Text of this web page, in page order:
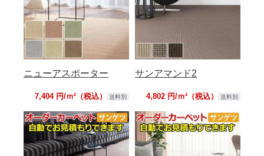
ニューアスポーター
7,404 円/ｍ²（税込） 送料別
サンアマンド2
4,802 円/ｍ²（税込） 送料別